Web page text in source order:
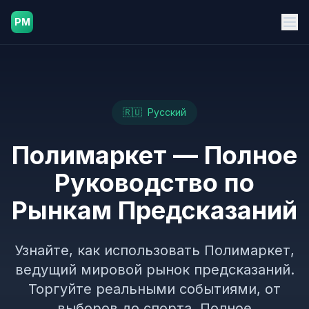
PM
🇷🇺 Русский
Полимаркет — Полное
Руководство по
Рынкам Предсказаний
Узнайте, как использовать Полимаркет,
ведущий мировой рынок предсказаний.
Торгуйте реальными событиями, от